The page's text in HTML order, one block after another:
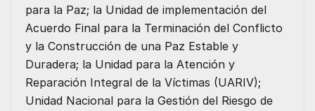
para la Paz; la Unidad de implementación del
Acuerdo Final para la Terminación del Conflicto
y la Construcción de una Paz Estable y
Duradera; la Unidad para la Atención y
Reparación Integral de la Víctimas (UARIV);
Unidad Nacional para la Gestión del Riesgo de